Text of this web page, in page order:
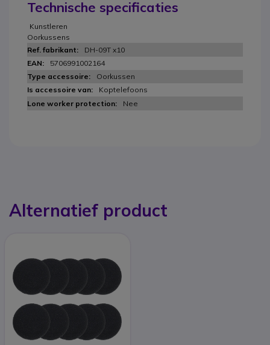
Technische specificaties
Kunstleren
Oorkussens
DH-09T x10
5706991002164
Oorkussen
Koptelefoons
Nee
Alternatief product